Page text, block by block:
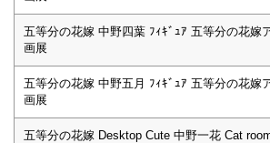
五等分の花嫁 中野四葉 ﾌｨｷﾞｭｱ 五等分の花嫁
画展
五等分の花嫁 中野五月 ﾌｨｷﾞｭｱ 五等分の花嫁
画展
五等分の花嫁 Desktop Cute 中野一花 Cat